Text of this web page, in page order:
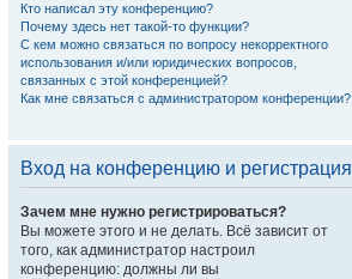
Кто написал эту конференцию?
Почему здесь нет такой-то функции?
С кем можно связаться по вопросу некорректного
использования и/или юридических вопросов,
связанных с этой конференцией?
Как мне связаться с администратором конференции?
Вход на конференцию и регистрация
Зачем мне нужно регистрироваться?
Вы можете этого и не делать. Всё зависит от
того, как администратор настроил
конференцию: должны ли вы